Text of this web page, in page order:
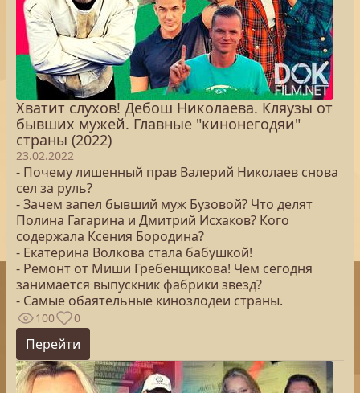
Хватит слухов! Дебош Николаева. Кляузы от
бывших мужей. Главные "кинонегодяи"
страны (2022)
23.02.2022
- Почему лишенный прав Валерий Николаев снова
сел за руль?
- Зачем запел бывший муж Бузовой? Что делят
Полина Гагарина и Дмитрий Исхаков? Кого
содержала Ксения Бородина?
- Екатерина Волкова стала бабушкой!
- Ремонт от Миши Гребенщикова! Чем сегодня
занимается выпускник фабрики звезд?
- Самые обаятельные кинозлодеи страны.
100 0
Перейти